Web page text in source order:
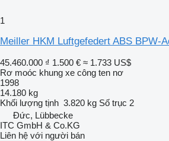
1
Meiller HKM Luftgefedert ABS BPW-
45.460.000 ₫ 1.500 € ≈ 1.733 US$
Rơ moóc khung xe công ten nơ
1998
14.180 kg
Khối lượng tịnh 3.820 kg Số trục 2
Đức, Lübbecke
ITC GmbH & Co.KG
Liên hệ với người bán